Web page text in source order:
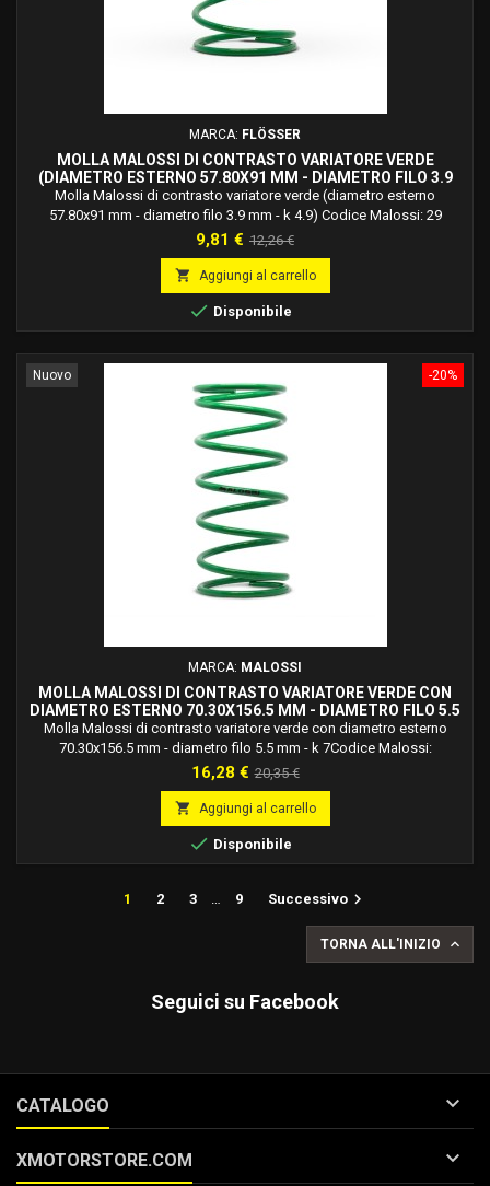
MARCA: FLÖSSER
MOLLA MALOSSI DI CONTRASTO VARIATORE VERDE
(DIAMETRO ESTERNO 57.80X91 MM - DIAMETRO FILO 3.9
MM - K 4.9) 29 8323.G0
Molla Malossi di contrasto variatore verde (diametro esterno
57.80x91 mm - diametro filo 3.9 mm - k 4.9) Codice Malossi: 29
8323.g0Molle in acciaio legato al silicio ad alto tenore di carbonio,
trattato termicamente, bilanciate dinamicamente, verniciate a forno e
studiate e calcolate per ogni applicazione specifica.
Prezzo
9,81 € Prezzo
base
12,26 €
 Aggiungi al carrello
 Disponibile
-20%
Nuovo
MARCA: MALOSSI
MOLLA MALOSSI DI CONTRASTO VARIATORE VERDE CON
DIAMETRO ESTERNO 70.30X156.5 MM - DIAMETRO FILO 5.5
MM - K 7 2914401.G0
Molla Malossi di contrasto variatore verde con diametro esterno
70.30x156.5 mm - diametro filo 5.5 mm - k 7Codice Malossi:
2914401.g0Molle in acciaio legato al silicio ad alto tenore di
carbonio, trattato termicamente, bilanciate dinamicamente, verniciate
a forno e studiate e calcolate per ogni applicazione specifica.
Prezzo
16,28 € Prezzo
base
20,35 €
 Aggiungi al carrello
 Disponibile
1 2 3 9 Successivo
TORNA ALL'INIZIO 
Seguici su Facebook
CATALOGO 
XMOTORSTORE.COM 